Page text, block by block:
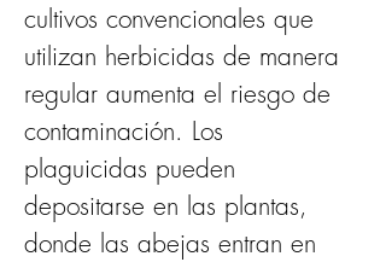
cultivos convencionales que
utilizan herbicidas de manera
regular aumenta el riesgo de
contaminación. Los
plaguicidas pueden
depositarse en las plantas,
donde las abejas entran en